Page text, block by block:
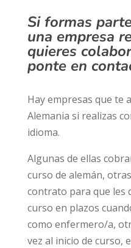
Si formas
una empresa
quieres
ponte en
Hay empresas que te
Alemania si realizas
idioma.
Algunas de ellas
curso de alemán,
contrato para que les
curso en plazos
como enfermero/a,
vez al inicio de curso,